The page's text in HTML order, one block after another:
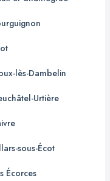
lès-Dambelin
Urtière
sous-Écot
Écorces